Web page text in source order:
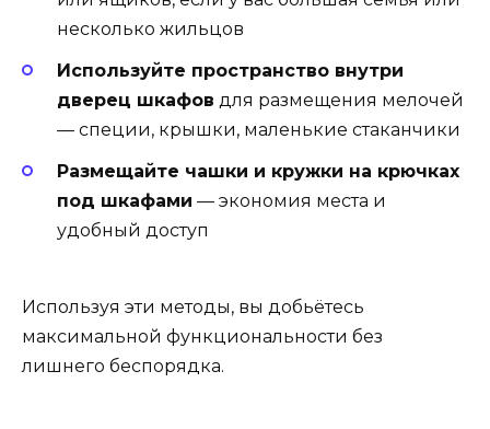
несколько жильцов
Используйте пространство внутри
дверец шкафов для размещения мелочей
— специи, крышки, маленькие стаканчики
Размещайте чашки и кружки на крючках
под шкафами — экономия места и
удобный доступ
Используя эти методы, вы добьётесь
максимальной функциональности без
лишнего беспорядка.